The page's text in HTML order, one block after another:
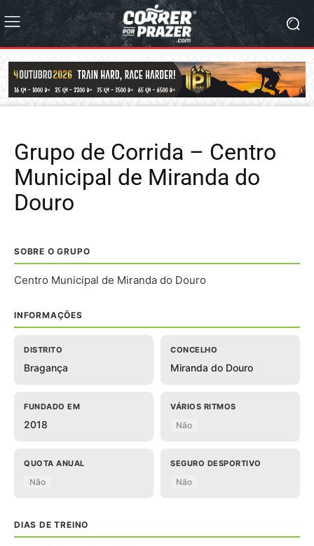
Grupo de Corrida – Centro
Municipal de Miranda do
Douro
SOBRE O GRUPO
Centro Municipal de Miranda do Douro
INFORMAÇÕES
DISTRITO
Bragança
CONCELHO
Miranda do Douro
FUNDADO EM
2018
VÁRIOS RITMOS
Não
QUOTA ANUAL
Não
SEGURO DESPORTIVO
Não
DIAS DE TREINO